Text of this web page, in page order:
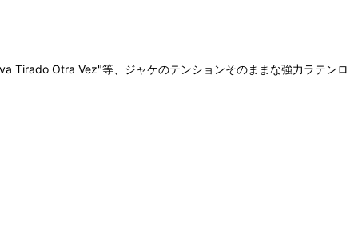
Tirado Otra Vez"等、ジャケのテンションそのままな強力ラテンロ